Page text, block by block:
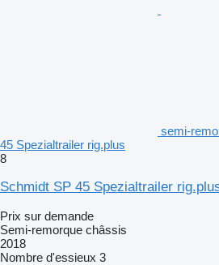
semi-
45 Spezialtrailer rig.plus
8
Schmidt SP 45 Spezialtrailer
Prix sur demande
Semi-remorque châssis
2018
Nombre d'essieux 3